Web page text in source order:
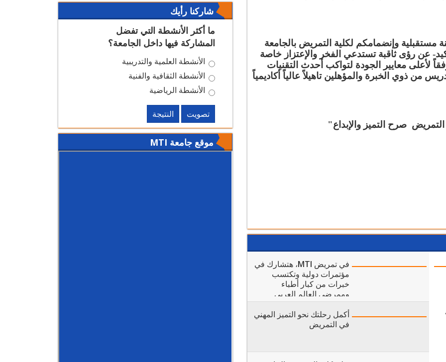
مستقبلية وإنضمامكم لكلية التمريض بالجامعة
عن رؤى ثاقبة تستدعي الفخر والإعتزاز خاصة
لأعلى معايير الجودة لتواكب أحدث التقنيات
من ذوي الخبرة والمؤهلين تاهيلاً عالياً أكاديمياً
صرح التميز والإبداع"
في تمريض MTI، هتشارك في
مؤتمرات دولية وتكتسب
خبرات من كبار أطباء
وممرضي العالم العربي
أكمل رحلتك نحو التميز المهني
في التمريض
شاركنا رأيك
ما أكثر الأنشطة التي تفضل
المشاركة فيها داخل الجامعة؟
الأنشطة العلمية والتدريبية
الأنشطة الثقافية والفنية
الأنشطة الرياضية
تصويت النتيجة
موقع جامعة MTI